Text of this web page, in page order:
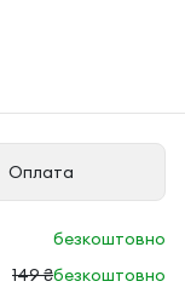
Оплата
безкоштовно
149 ₴безкоштовно